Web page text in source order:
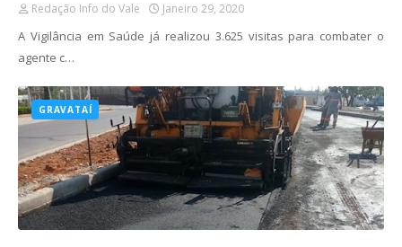
Redação Info do Vale Janeiro 29, 2020
A Vigilância em Saúde já realizou 3.625 visitas para combater o
agente c…
GRAVATAÍ